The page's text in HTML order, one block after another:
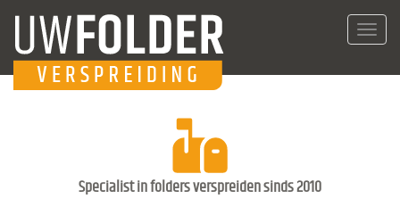
Specialist in folders verspreiden sinds 2010